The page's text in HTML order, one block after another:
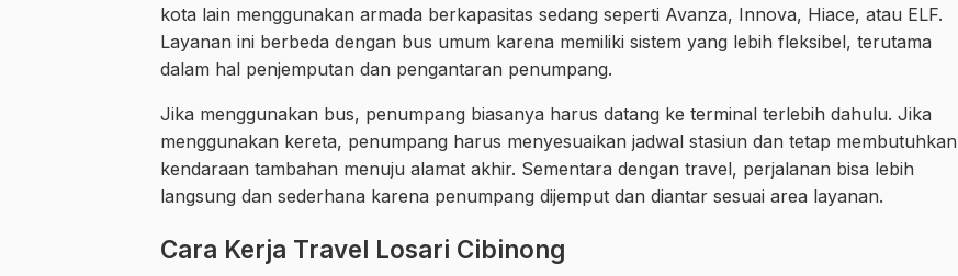
kota lain menggunakan armada berkapasitas sedang seperti Avanza, Innova, Hiace, atau ELF.
Layanan ini berbeda dengan bus umum karena memiliki sistem yang lebih fleksibel, terutama
dalam hal penjemputan dan pengantaran penumpang.
Jika menggunakan bus, penumpang biasanya harus datang ke terminal terlebih dahulu. Jika
menggunakan kereta, penumpang harus menyesuaikan jadwal stasiun dan tetap membutuhkan
kendaraan tambahan menuju alamat akhir. Sementara dengan travel, perjalanan bisa lebih
langsung dan sederhana karena penumpang dijemput dan diantar sesuai area layanan.
Cara Kerja Travel Losari Cibinong